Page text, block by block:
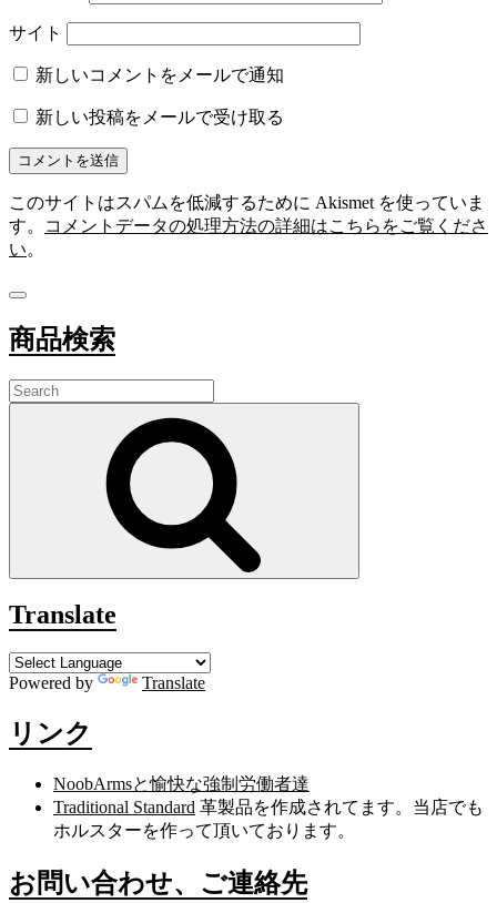
サイト
新しいコメントをメールで通知
新しい投稿をメールで受け取る
このサイトはスパムを低減するために Akismet を使っていま
す。
コメントデータの処理方法の詳細はこちらをご覧くださ
い。
商品検索
Search
for:
Translate
Powered by Translate
リンク
NoobArmsと愉快な強制労働者達
Traditional Standard 革製品を作成されてます。当店でも
ホルスターを作って頂いております。
お問い合わせ、ご連絡先